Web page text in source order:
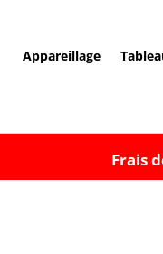
Appareillage
Frais